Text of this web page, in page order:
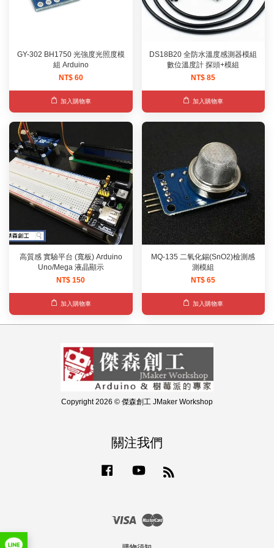
GY-302 BH1750 光強度光照度模
組 Arduino
NT$ 60
加入購物車
DS18B20 全防水溫度感測器模組
數位溫度計 探頭+模組
NT$ 85
加入購物車
高質感 實驗平台 (寬板) Arduino
Uno/Mega 液晶顯示
NT$ 150
加入購物車
MQ-135 二氧化錫(SnO2)檢測感
測模組
NT$ 65
加入購物車
Copyright 2026 © 傑森創工 JMaker Workshop
關注我們
Facebook YouTube
Visa Master